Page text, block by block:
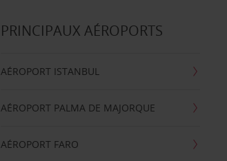
PRINCIPAUX AÉROPORTS
AÉROPORT ISTANBUL
AÉROPORT PALMA DE MAJORQUE
AÉROPORT FARO